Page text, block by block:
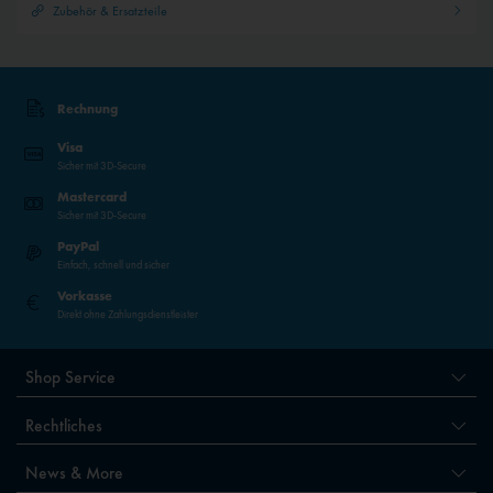
Zubehör & Ersatzteile
Rechnung
Visa
Sicher mit 3D-Secure
Mastercard
Sicher mit 3D-Secure
PayPal
Einfach, schnell und sicher
Vorkasse
Direkt ohne Zahlungsdienstleister
Shop Service
Rechtliches
News & More